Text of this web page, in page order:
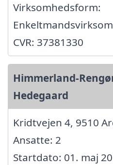
Virksomhedsform:
CVR: 37381330
Himmerland-
Hedegaard
Kridtvejen 4, 9510
Ansatte: 2
Startdato: 01. maj